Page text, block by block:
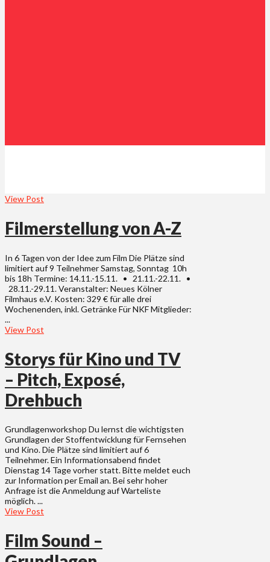
View Post
Filmerstellung von A-Z
In 6 Tagen von der Idee zum Film Die Plätze sind
limitiert auf 9 Teilnehmer Samstag, Sonntag 10h
bis 18h Termine: 14.11.-15.11. • 21.11.-22.11. •
28.11.-29.11. Veranstalter: Neues Kölner
Filmhaus e.V. Kosten: 329 € für alle drei
Wochenenden, inkl. Getränke Für NKF Mitglieder:
...
View Post
Storys für Kino und TV
– Pitch, Exposé,
Drehbuch
Grundlagenworkshop Du lernst die wichtigsten
Grundlagen der Stoffentwicklung für Fernsehen
und Kino. Die Plätze sind limitiert auf 6
Teilnehmer. Ein Informationsabend findet
Dienstag 14 Tage vorher statt. Bitte meldet euch
zur Information per Email an. Bei sehr hoher
Anfrage ist die Anmeldung auf Warteliste
möglich. ...
View Post
Film Sound –